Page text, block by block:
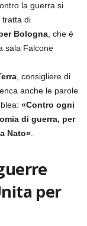
la guerra si
tratta di
Bologna, che è
sala Falcone
, consigliere di
anche le parole
«Contro ogni
di guerra, per
Nato».
per